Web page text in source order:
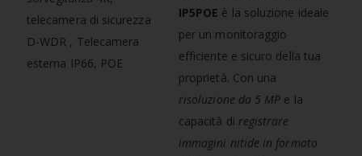
IP5POE è la soluzione ideale
per un monitoraggio
efficiente e sicuro della tua
proprietà. Con una
risoluzione da 5 MP e la
capacità di registrare
immagini nitide in formato